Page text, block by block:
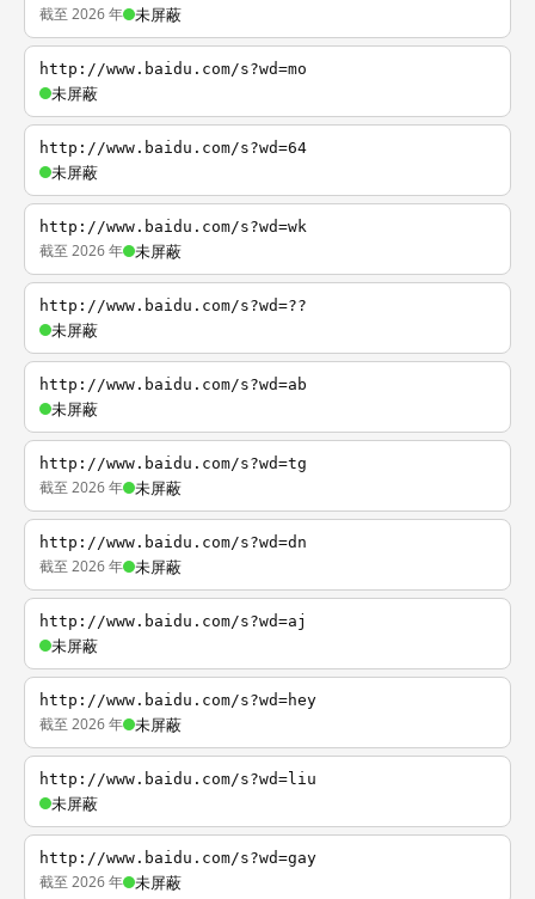
截至 2026 年 未屏蔽
http://www.baidu.com/s?wd=mo
未屏蔽
http://www.baidu.com/s?wd=64
未屏蔽
http://www.baidu.com/s?wd=wk
截至 2026 年 未屏蔽
http://www.baidu.com/s?wd=??
未屏蔽
http://www.baidu.com/s?wd=ab
未屏蔽
http://www.baidu.com/s?wd=tg
截至 2026 年 未屏蔽
http://www.baidu.com/s?wd=dn
截至 2026 年 未屏蔽
http://www.baidu.com/s?wd=aj
未屏蔽
http://www.baidu.com/s?wd=hey
截至 2026 年 未屏蔽
http://www.baidu.com/s?wd=liu
未屏蔽
http://www.baidu.com/s?wd=gay
截至 2026 年 未屏蔽